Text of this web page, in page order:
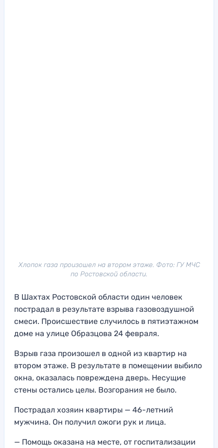
Хлопок газа произошел на втором этаже. Фото: ГУ МЧС
по Ростовской области.
В Шахтах Ростовской области один человек
пострадал в результате взрыва газовоздушной
смеси. Происшествие случилось в пятиэтажном
доме на улице Образцова 24 февраля.
Взрыв газа произошел в одной из квартир на
втором этаже. В результате в помещении выбило
окна, оказалась повреждена дверь. Несущие
стены остались целы. Возгорания не было.
Пострадал хозяин квартиры — 46-летний
мужчина. Он получил ожоги рук и лица.
— Помощь оказана на месте, от госпитализации